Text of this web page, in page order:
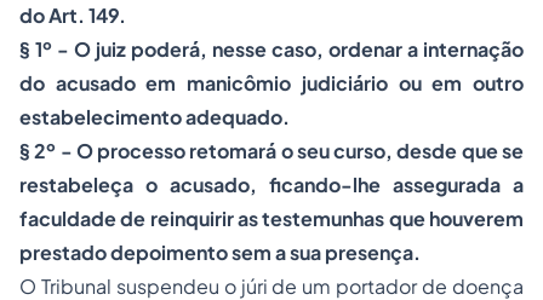
do Art. 149.
§ 1º - O juiz poderá, nesse caso, ordenar a internação
do acusado em manicômio judiciário ou em outro
estabelecimento adequado.
§ 2º - O processo retomará o seu curso, desde que se
restabeleça o acusado, ficando-lhe assegurada a
faculdade de reinquirir as testemunhas que houverem
prestado depoimento sem a sua presença.
O Tribunal suspendeu o júri de um portador de doença